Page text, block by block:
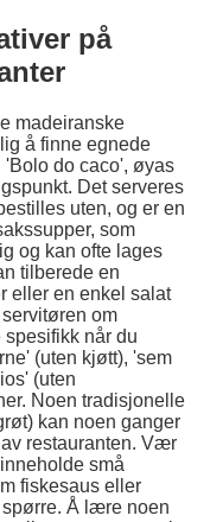
på
madeiranske
å finne egnede
'Bolo do caco', øyas
Det serveres
uten, og er en
som
og kan ofte lages
tilberede en
eller en enkel salat
om
når du
(uten kjøtt), 'sem
(uten
Noen tradisjonelle
kan noen ganger
restauranten. Vær
små
fiskesaus eller
spørre. Å lære noen